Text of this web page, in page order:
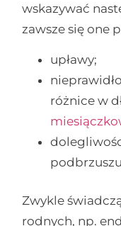
wskazywać
zawsze się one
upławy;
różnice w
Zwykle
rodnych, np.